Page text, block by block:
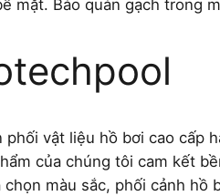
mặt. Bảo quản gạch trong
vật liệu hồ bơi cao
của chúng tôi cam kết
màu sắc, phối cảnh